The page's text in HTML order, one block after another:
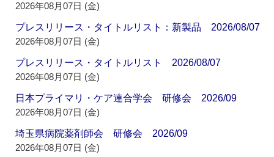
2026年08月07日 (金)
プレスリリース・タイトルリスト：新製品 2026/08/07
2026年08月07日 (金)
プレスリリース・タイトルリスト 2026/08/07
2026年08月07日 (金)
日本プライマリ・ケア連合学会 研修会 2026/09
2026年08月07日 (金)
埼玉県病院薬剤師会 研修会 2026/09
2026年08月07日 (金)